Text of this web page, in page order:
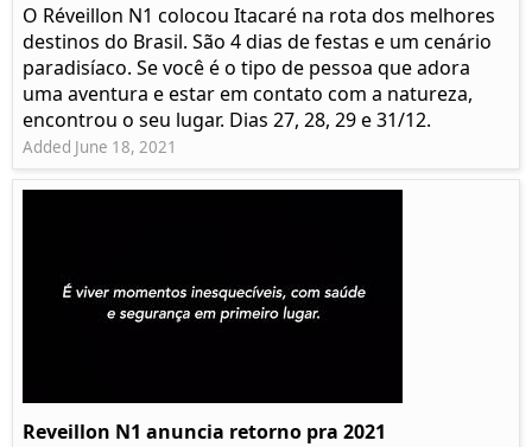
O Réveillon N1 colocou Itacaré na rota dos melhores
destinos do Brasil. São 4 dias de festas e um cenário
paradisíaco. Se você é o tipo de pessoa que adora
uma aventura e estar em contato com a natureza,
encontrou o seu lugar. Dias 27, 28, 29 e 31/12.
Added June 18, 2021
Reveillon N1 anuncia retorno pra 2021